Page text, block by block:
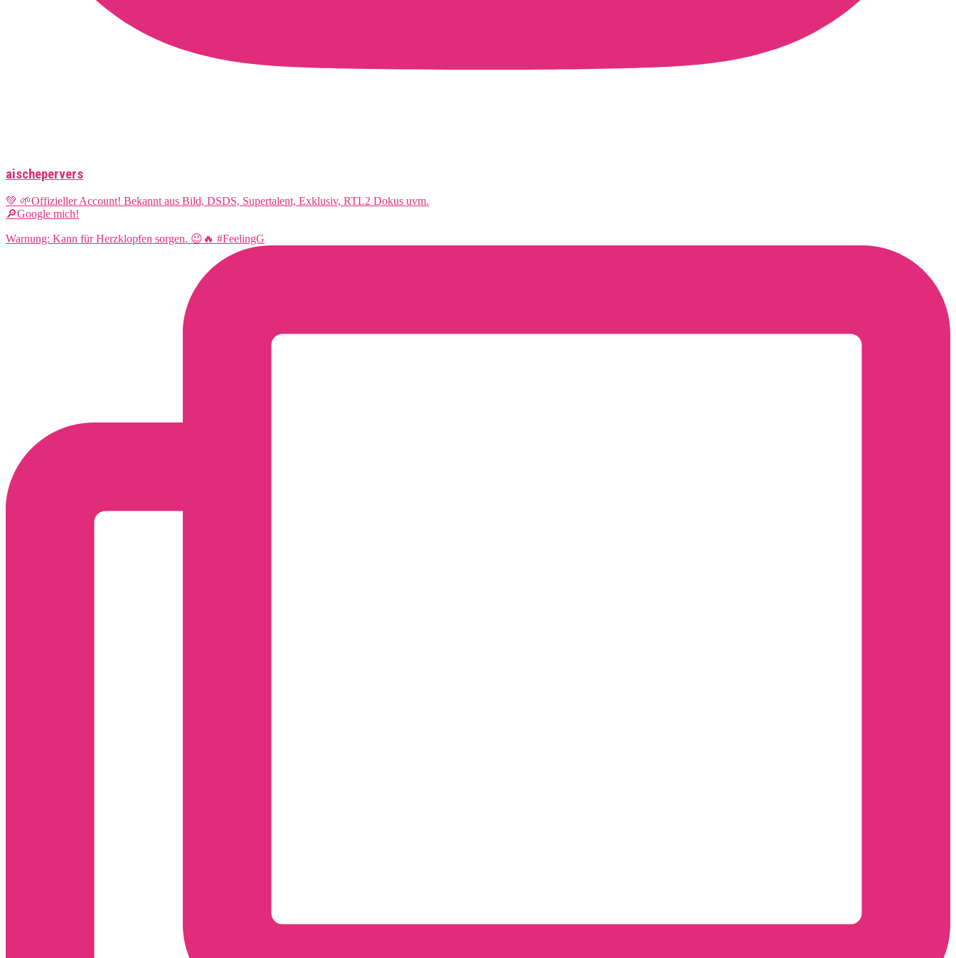
aischepervers
💚 🌱Offizieller Account! Bekannt aus Bild, DSDS, Supertalent, Exklusiv, RTL2 Dokus uvm.
🔎Google mich!
Warnung: Kann für Herzklopfen sorgen. 😉🔥 #FeelingG